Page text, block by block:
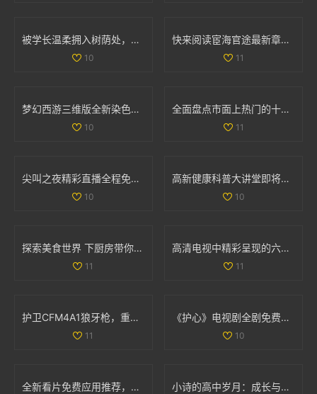
被学长温柔拥入树荫处，心跳加速的感人瞬间
10
快来阅读宦海官途最新章节，畅享精彩故事新篇章
11
梦幻西游三维版全新染色系统上线，个性化角色打造新体验
10
全面盘点市面上热门的十款色情软件推荐与分析
11
尖叫之夜精彩直播全程免费看，与你共同感受音乐狂欢盛宴
10
高新健康科普大讲堂即将开启，12月2日至6日精彩课程安排揭晓
10
探索美食世界 下厨房带你领略烹饪的乐趣与创意
11
高清电视中精彩呈现的六部热播妻子题材影视作品推荐
11
护卫CFM4A1狼牙枪，重踏红色警戒与传奇之旅
11
《护心》电视剧全剧免费播放链接和观看指南分享
10
全新看片免费应用推荐，畅享海量高清影视资源 小诗的高中岁月：成长与梦想交织的日记分享